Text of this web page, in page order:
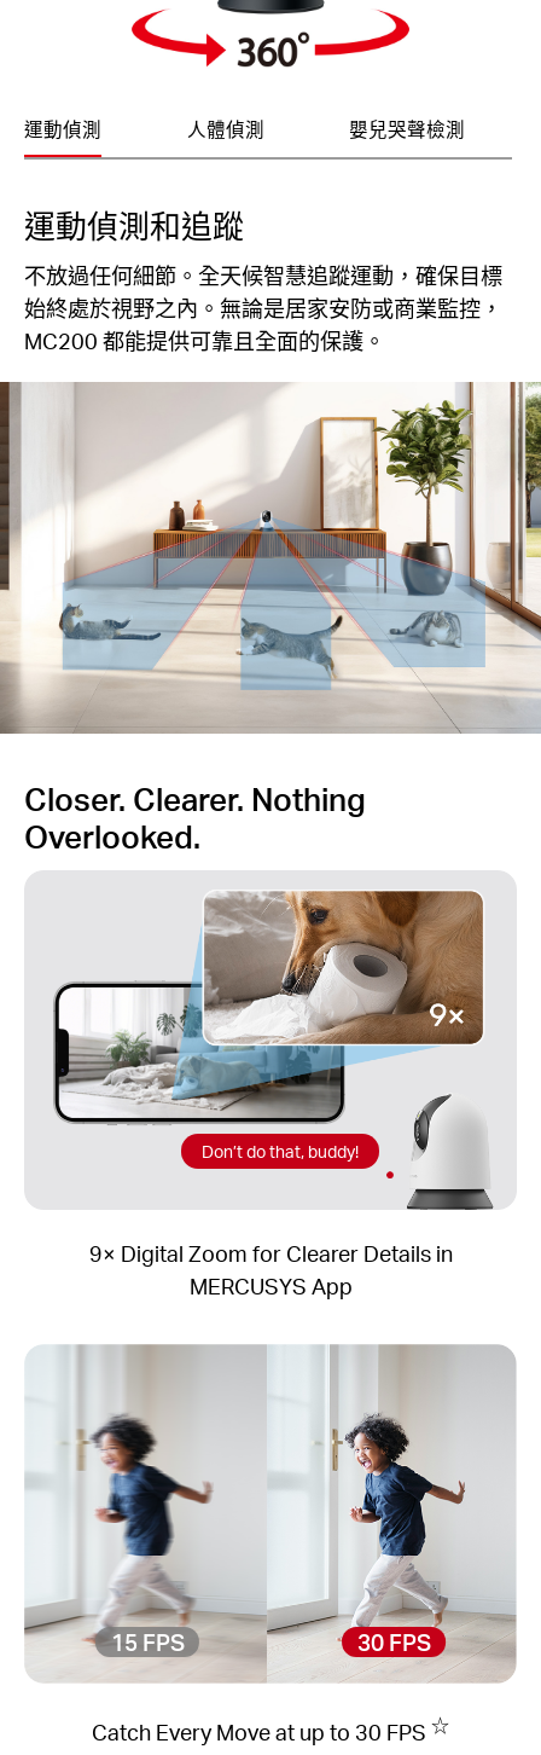
運動偵測 人體偵測 嬰兒哭聲檢測
運動偵測和追蹤
不放過任何細節。全天候智慧追蹤運動，確保目標
始終處於視野之內。無論是居家安防或商業監控，
MC200 都能提供可靠且全面的保護。
Closer. Clearer. Nothing
Overlooked.
Don’t do that, buddy!
9× Digital Zoom for Clearer Details in
MERCUSYS App
15 FPS 30 FPS
Catch Every Move at up to 30 FPS ☆